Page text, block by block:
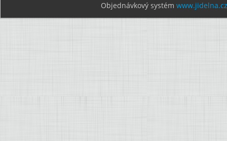
Objednávkový systém www.jidelna.cz